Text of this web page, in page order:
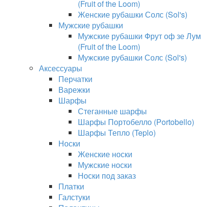
(Fruit of the Loom)
Женские рубашки Солс (Sol's)
Мужские рубашки
Мужские рубашки Фрут оф зе Лум
(Fruit of the Loom)
Мужские рубашки Солс (Sol's)
Аксессуары
Перчатки
Варежки
Шарфы
Стеганные шарфы
Шарфы Портобелло (Portobello)
Шарфы Тепло (Teplo)
Носки
Женские носки
Мужские носки
Носки под заказ
Платки
Галстуки